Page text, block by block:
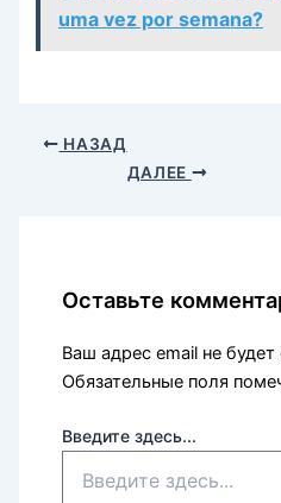
uma vez por semana?
НАЗАД
ДАЛЕЕ
Оставьте
Ваш адрес email не будет
Обязательные поля
Введите здесь...